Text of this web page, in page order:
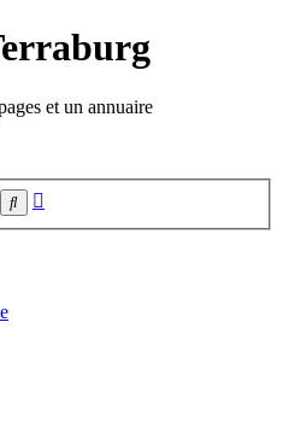
et un annuaire
Rechercher